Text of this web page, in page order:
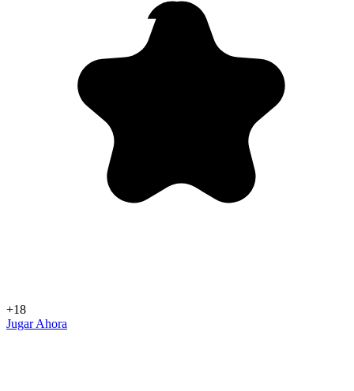
+18
Jugar Ahora